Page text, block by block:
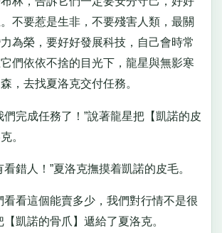
不要惹是生非，不要殘害人類，最關
為榮，要好好發展科技，自己會時常
們依依不捨的目光下，龍星與無影寒
，去找夏洛克交付任務。
完成任務了！”說著龍星把【凱諾的皮
。
人！”夏洛克撫摸着凱諾的皮毛。
看這個能賣多少，我們對行情不是很
【凱諾的骨爪】遞給了夏洛克。